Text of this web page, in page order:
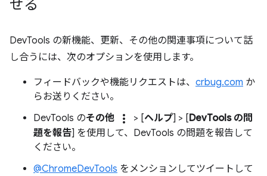
せる
DevTools の新機能、更新、その他の関連事項について話
し合うには、次のオプションを使用します。
フィードバックや機能リクエストは、 crbug.com か
らお送りください。
DevTools のその他 more_vert > [ヘルプ] > [DevTools の問
題を報告] を使用して、DevTools の問題を報告して
ください。
@ChromeDevTools をメンションしてツイートして